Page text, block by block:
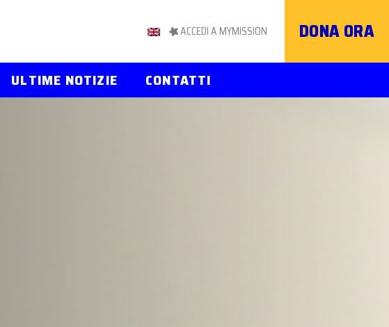
DONA ORA
ACCEDI A MYMISSION
ULTIME NOTIZIE CONTATTI